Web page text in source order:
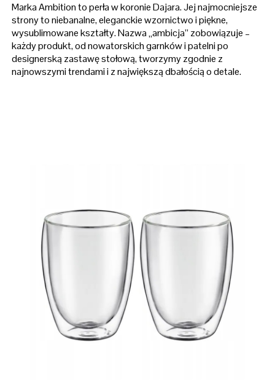
Marka Ambition to perła w koronie Dajara. Jej najmocniejsze
strony to niebanalne, eleganckie wzornictwo i piękne,
wysublimowane kształty. Nazwa „ambicja” zobowiązuje –
każdy produkt, od nowatorskich garnków i patelni po
designerską zastawę stołową, tworzymy zgodnie z
najnowszymi trendami i z największą dbałością o detale.